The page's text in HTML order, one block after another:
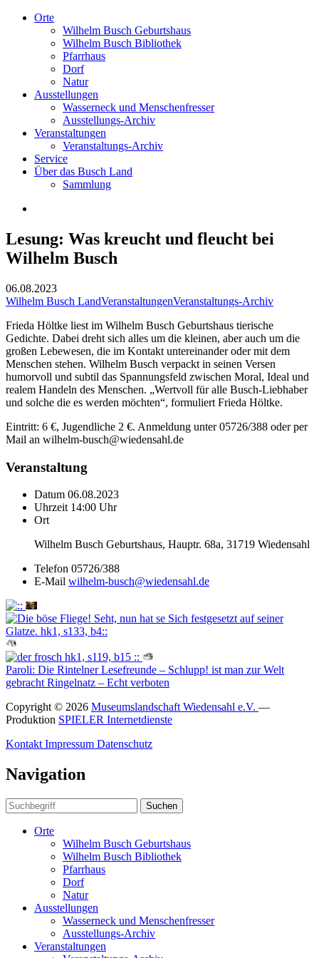
Orte
Wilhelm Busch Geburtshaus
Wilhelm Busch Bibliothek
Pfarrhaus
Dorf
Natur
Ausstellungen
Wasserneck und Menschenfresser
Ausstellungs-Archiv
Veranstaltungen
Veranstaltungs-Archiv
Service
Über das Busch Land
Sammlung
Lesung: Was kreucht und fleucht bei
Wilhelm Busch
06.08.2023
Wilhelm Busch LandVeranstaltungenVeranstaltungs-Archiv
Frieda Höltke liest im Wilhelm Busch Geburtshaus tierische
Gedichte. Dabei dreht sich alles um die kleinen, aber auch um die
großen Lebewesen, die im Kontakt untereinander oder mit dem
Menschen stehen. Wilhelm Busch verpackt in seinen Versen
humorvoll und subtil das Spannungsfeld zwischen Moral, Ideal und
realem Handeln des Menschen. „Wertvoll für alle Busch-Liebhaber
und solche die es werden möchten“, formuliert Frieda Höltke.
Eintritt: 6 €, Jugendliche 2 €. Anmeldung unter 05726/388 oder per
Mail an wilhelm-busch@wiedensahl.de
Veranstaltung
Datum 06.08.2023
Uhrzeit 14:00 Uhr
Ort
Wilhelm Busch Geburtshaus, Hauptr. 68a, 31719 Wiedensahl
Telefon 05726/388
E-Mail wilhelm-busch@wiedensahl.de
Paroli: Die Rintelner Lesefreunde – Schlupp! ist man zur Welt
gebracht Ringelnatz – Echt verboten
Copyright © 2026 Museumslandschaft Wiedensahl e.V. —
Produktion SPIELER Internetdienste
Kontakt Impressum Datenschutz
Navigation
Suchen
Orte
Wilhelm Busch Geburtshaus
Wilhelm Busch Bibliothek
Pfarrhaus
Dorf
Natur
Ausstellungen
Wasserneck und Menschenfresser
Ausstellungs-Archiv
Veranstaltungen